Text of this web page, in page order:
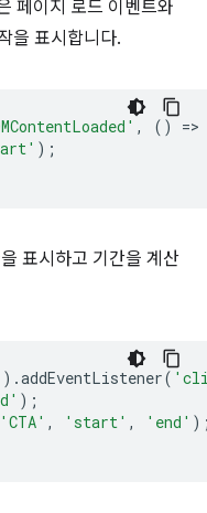
페이지 로드 이벤트와
을 표시합니다.
, () =>
);
표시하고 기간을 계산
).addEventListener(
);
'CTA' , 'start' , 'end'